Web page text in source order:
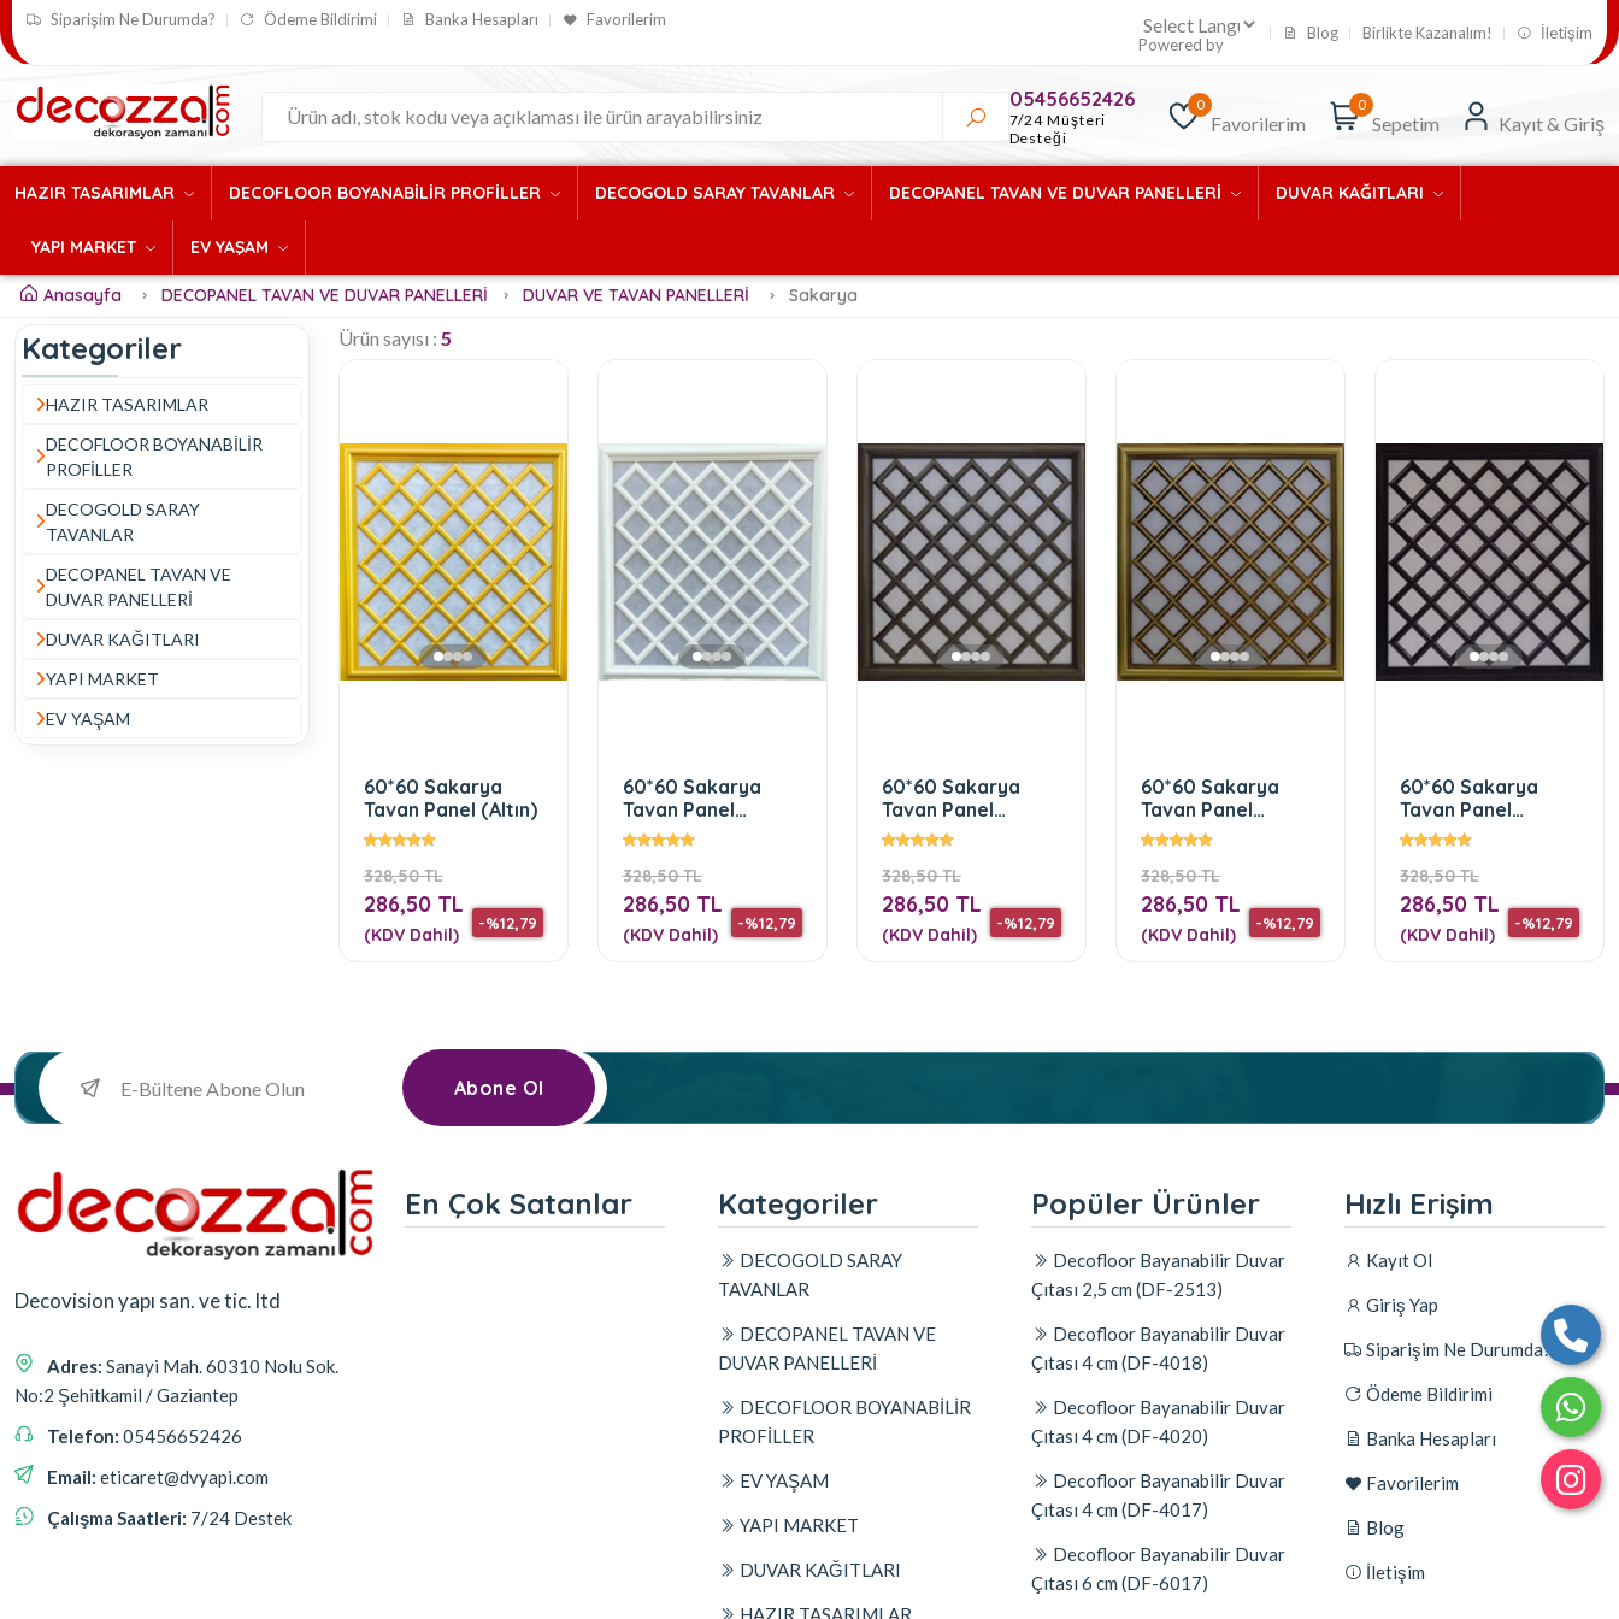
Siparişim Ne Durumda? Ödeme Bildirimi Banka Hesapları
Favorilerim
Powered by
Blog Birlikte Kazanalım! İletişim
05456652426
7/24 Müşteri
Desteği
0
Favorilerim
0
Sepetim Kayıt & Giriş
HAZIR TASARIMLAR DECOFLOOR BOYANABİLİR PROFİLLER DECOGOLD SARAY TAVANLAR DECOPANEL TAVAN VE DUVAR PANELLERİ DUVAR KAĞITLARI
YAPI MARKET EV YAŞAM
Anasayfa DECOPANEL TAVAN VE DUVAR PANELLERİ DUVAR VE TAVAN PANELLERİ Sakarya
Kategoriler
HAZIR TASARIMLAR
DECOFLOOR BOYANABİLİR
PROFİLLER
DECOGOLD SARAY
TAVANLAR
DECOPANEL TAVAN VE
DUVAR PANELLERİ
DUVAR KAĞITLARI
YAPI MARKET
EV YAŞAM
Ürün sayısı : 5
60*60 Sakarya
Tavan Panel (Altın)
328,50 TL
-%12,79
286,50 TL
(KDV Dahil)
60*60 Sakarya
Tavan Panel
(Beyaz)
328,50 TL
-%12,79
286,50 TL
(KDV Dahil)
60*60 Sakarya
Tavan Panel
(Antrasit)
328,50 TL
-%12,79
286,50 TL
(KDV Dahil)
60*60 Sakarya
Tavan Panel
(Kahve)
328,50 TL
-%12,79
286,50 TL
(KDV Dahil)
60*60 Sakarya
Tavan Panel
(Siyah)
328,50 TL
-%12,79
286,50 TL
(KDV Dahil)
Abone Ol
Decovision yapı san. ve tic. ltd
Adres: Sanayi Mah. 60310 Nolu Sok.
No:2 Şehitkamil / Gaziantep
Telefon: 05456652426
Email: eticaret@dvyapi.com
Çalışma Saatleri: 7/24 Destek
En Çok Satanlar Kategoriler
DECOGOLD SARAY
TAVANLAR
DECOPANEL TAVAN VE
DUVAR PANELLERİ
DECOFLOOR BOYANABİLİR
PROFİLLER
EV YAŞAM
YAPI MARKET
DUVAR KAĞITLARI
HAZIR TASARIMLAR
Popüler Ürünler
Decofloor Bayanabilir Duvar
Çıtası 2,5 cm (DF-2513)
Decofloor Bayanabilir Duvar
Çıtası 4 cm (DF-4018)
Decofloor Bayanabilir Duvar
Çıtası 4 cm (DF-4020)
Decofloor Bayanabilir Duvar
Çıtası 4 cm (DF-4017)
Decofloor Bayanabilir Duvar
Çıtası 6 cm (DF-6017)
Hızlı Erişim
Kayıt Ol
Giriş Yap
Siparişim Ne Durumda?
Ödeme Bildirimi
Banka Hesapları
Favorilerim
Blog
İletişim